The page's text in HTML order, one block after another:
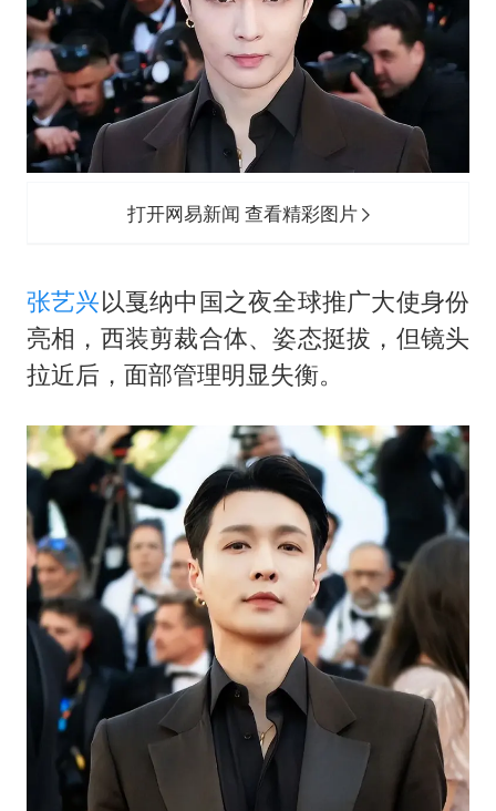
打开网易新闻 查看精彩图片
张艺兴以戛纳中国之夜全球推广大使身份
亮相，西装剪裁合体、姿态挺拔，但镜头
拉近后，面部管理明显失衡。